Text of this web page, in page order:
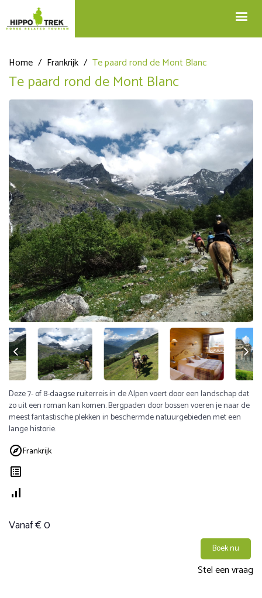
Home / Frankrijk / Te paard rond de Mont Blanc
Te paard rond de Mont Blanc
Deze 7- of 8-daagse ruiterreis in de Alpen voert door een landschap dat
zo uit een roman kan komen. Bergpaden door bossen voeren je naar de
meest fantastische plekken in beschermde natuurgebieden met een
lange historie.
Frankrijk
Vanaf € 0
Boek nu
Stel een vraag